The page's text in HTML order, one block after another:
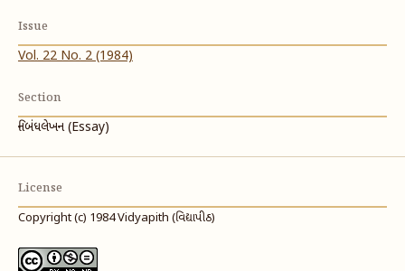
Issue
Vol. 22 No. 2 (1984)
Section
નિબંધલેખન (Essay)
License
Copyright (c) 1984 Vidyapith (વિદ્યાપીઠ)